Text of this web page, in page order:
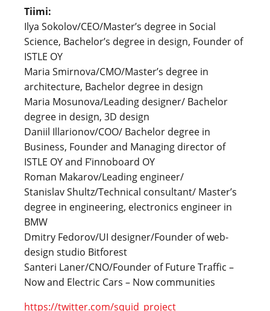
Tiimi:
Ilya Sokolov/CEO/Master’s degree in Social
Science, Bachelor’s degree in design, Founder of
ISTLE OY
Maria Smirnova/CMO/Master’s degree in
architecture, Bachelor degree in design
Maria Mosunova/Leading designer/ Bachelor
degree in design, 3D design
Daniil Illarionov/COO/ Bachelor degree in
Business, Founder and Managing director of
ISTLE OY and F’innoboard OY
Roman Makarov/Leading engineer/
Stanislav Shultz/Technical consultant/ Master’s
degree in engineering, electronics engineer in
BMW
Dmitry Fedorov/UI designer/Founder of web-
design studio Bitforest
Santeri Laner/CNO/Founder of Future Traffic –
Now and Electric Cars – Now communities
https://twitter.com/squid_project